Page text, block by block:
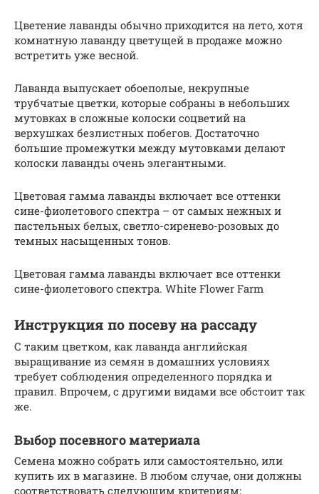
Цветение лаванды обычно приходится на лето, хотя
комнатную лаванду цветущей в продаже можно
встретить уже весной.
Лаванда выпускает обоеполые, некрупные
трубчатые цветки, которые собраны в небольших
мутовках в сложные колоски соцветий на
верхушках безлистных побегов. Достаточно
большие промежутки между мутовками делают
колоски лаванды очень элегантными.
Цветовая гамма лаванды включает все оттенки
сине-фиолетового спектра – от самых нежных и
пастельных белых, светло-сиренево-розовых до
темных насыщенных тонов.
Цветовая гамма лаванды включает все оттенки
сине-фиолетового спектра. White Flower Farm
Инструкция по посеву на рассаду
С таким цветком, как лаванда английская
выращивание из семян в домашних условиях
требует соблюдения определенного порядка и
правил. Впрочем, с другими видами все обстоит так
же.
Выбор посевного материала
Семена можно собрать или самостоятельно, или
купить их в магазине. В любом случае, они должны
соответствовать следующим критериям: